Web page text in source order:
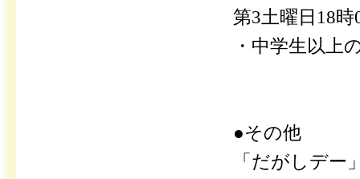
第3土曜日18
・中学生以上
●その他
「だがしデー